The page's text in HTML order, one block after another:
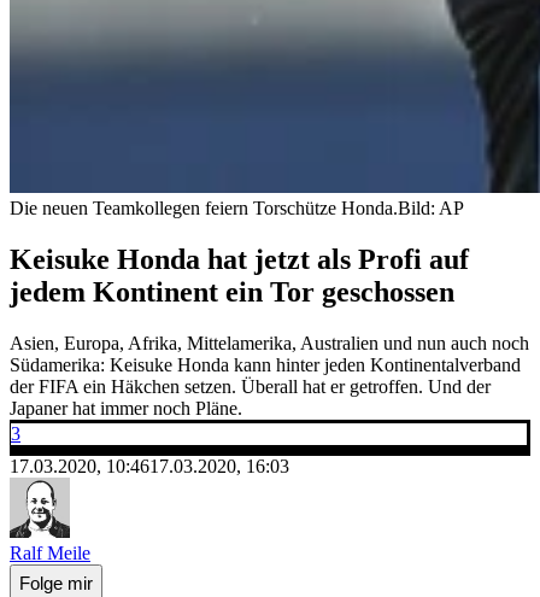
Die neuen Teamkollegen feiern Torschütze Honda.Bild: AP
Keisuke Honda hat jetzt als Profi auf
jedem Kontinent ein Tor geschossen
Asien, Europa, Afrika, Mittelamerika, Australien und nun auch noch
Südamerika: Keisuke Honda kann hinter jeden Kontinentalverband
der FIFA ein Häkchen setzen. Überall hat er getroffen. Und der
Japaner hat immer noch Pläne.
3
17.03.2020, 10:4617.03.2020, 16:03
Ralf Meile
Folge mir